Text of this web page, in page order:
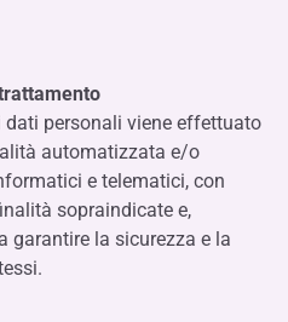
personali viene effettuato
automatizzata e/o
e telematici, con
sopraindicate e,
garantire la sicurezza e la